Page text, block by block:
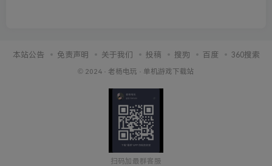
本站公告 免责声明 关于我们 投稿 搜狗 百度 360搜索
© 2024 · 老杨电玩 · 单机游戏下载站
扫码加最群客服